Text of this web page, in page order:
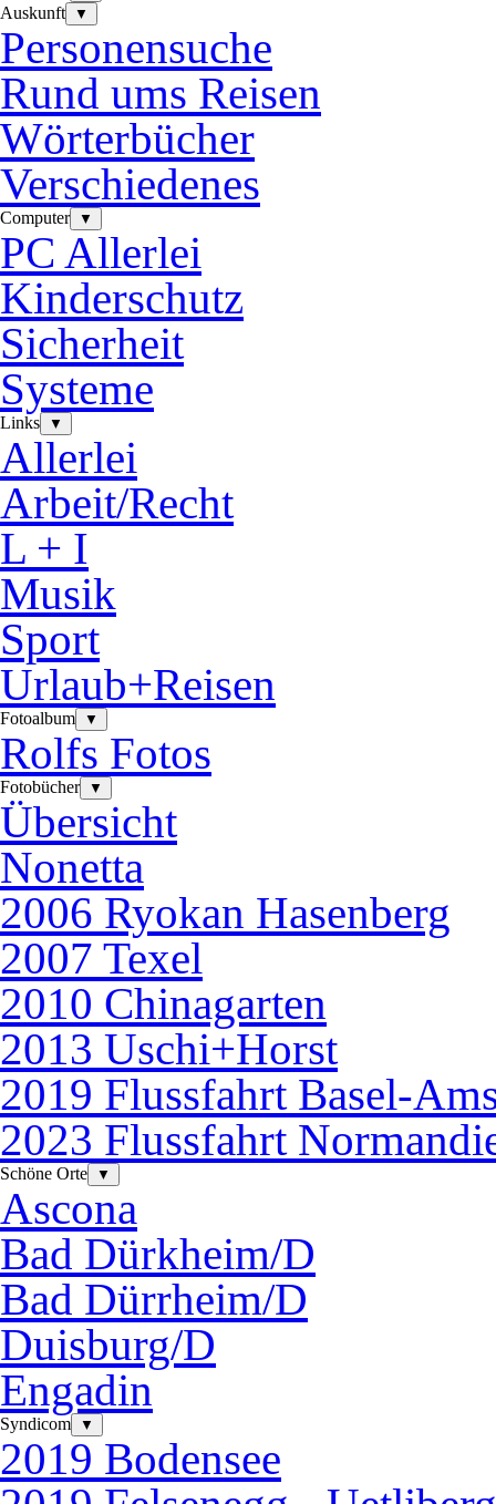
Auskunft ▼
Personensuche
Rund ums Reisen
Wörterbücher
Verschiedenes
Computer ▼
PC Allerlei
Kinderschutz
Sicherheit
Systeme
Links ▼
Allerlei
Arbeit/Recht
L + I
Musik
Sport
Urlaub+Reisen
Fotoalbum ▼
Rolfs Fotos
Fotobücher ▼
Übersicht
Nonetta
2006 Ryokan Hasenberg
2007 Texel
2010 Chinagarten
2013 Uschi+Horst
2019 Flussfahrt Basel-
2023 Flussfahrt
Schöne Orte ▼
Ascona
Bad Dürkheim/D
Bad Dürrheim/D
Duisburg/D
Engadin
Syndicom ▼
2019 Bodensee